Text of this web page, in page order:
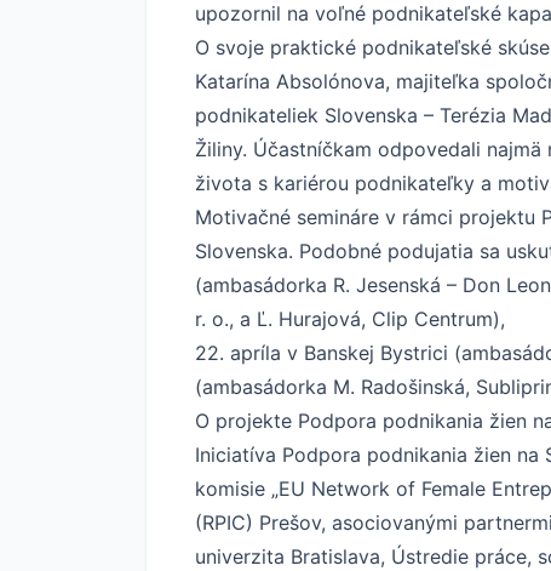
upozornil na voľné podnikateľské
O svoje praktické podnikateľské
Katarína Absolónova, majiteľka
podnikateliek Slovenska – Terézia
Žiliny. Účastníčkam odpovedali
života s kariérou podnikateľky a
Motivačné semináre v rámci projektu
Slovenska. Podobné podujatia sa
(ambasádorka R. Jesenská – Don
r. o., a Ľ. Hurajová, Clip Centrum),
22. apríla v Banskej Bystrici
(ambasádorka M. Radošinská,
O projekte Podpora podnikania žien
Iniciatíva Podpora podnikania žien
komisie „EU Network of Female
(RPIC) Prešov, asociovanými
univerzita Bratislava, Ústredie práce,